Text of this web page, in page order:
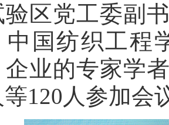
验区党工委副
中国纺织工程
企业的专家学
120人参加会